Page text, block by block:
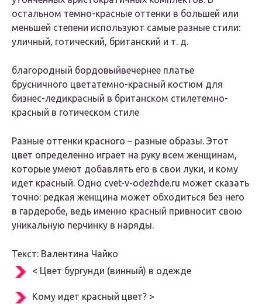
остальном темно-красные оттенки в большей или
меньшей степени используют самые разные стили:
уличный, готический, британский и т. д.
благородный бордовыйвечернее платье
брусничного цветатемно-красный костюм для
бизнес-ледикрасный в британском стилетемно-
красный в готическом стиле
Разные оттенки красного – разные образы. Этот
цвет определенно играет на руку всем женщинам,
которые умеют добавлять его в свои луки, и кому
идет красный. Одно cvet-v-odezhde.ru может сказать
точно: редкая женщина может обходиться без него
в гардеробе, ведь именно красный привносит свою
уникальную перчинку в наряды.
Текст: Валентина Чайко
< Цвет бургунди (винный) в одежде
Кому идет красный цвет? >